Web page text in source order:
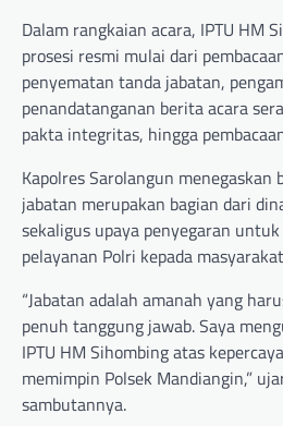
Dalam rangkaian acara, IPTU HM
prosesi resmi mulai dari
penyematan tanda jabatan,
penandatanganan berita acara
pakta integritas, hingga
Kapolres Sarolangun menegaskan
jabatan merupakan bagian dari
sekaligus upaya penyegaran
pelayanan Polri kepada
“Jabatan adalah amanah yang
penuh tanggung jawab. Saya
IPTU HM Sihombing atas
memimpin Polsek Mandiangin,”
sambutannya.